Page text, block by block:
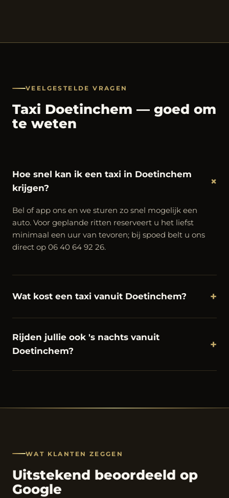
VEELGESTELDE VRAGEN
Taxi Doetinchem — goed om
te weten
Hoe snel kan ik een taxi in Doetinchem
krijgen?
+
Bel of app ons en we sturen zo snel mogelijk een
auto. Voor geplande ritten reserveert u het liefst
minimaal een uur van tevoren; bij spoed belt u ons
direct op 06 40 64 92 26.
Wat kost een taxi vanuit Doetinchem? +
Rijden jullie ook 's nachts vanuit
Doetinchem?
+
WAT KLANTEN ZEGGEN
Uitstekend beoordeeld op
Google